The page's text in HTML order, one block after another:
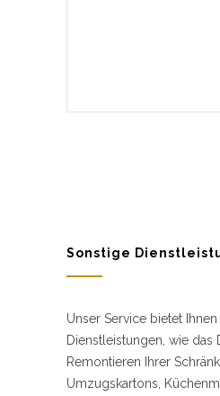
Sonstige
Unser Service bietet Ihnen
Dienstleistungen, wie das
Remontieren Ihrer
Umzugskartons,